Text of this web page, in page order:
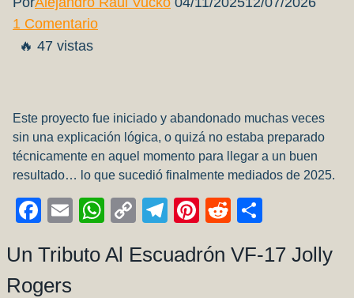
1 Comentario
🔥 47 vistas
Este proyecto fue iniciado y abandonado muchas veces
sin una explicación lógica, o quizá no estaba preparado
técnicamente en aquel momento para llegar a un buen
resultado… lo que sucedió finalmente mediados de 2025.
Facebook
EmailWhatsApp
CopyTelegram
Pinterest
Reddit
Un Tributo Al Escuadrón VF-17 Jolly
Rogers